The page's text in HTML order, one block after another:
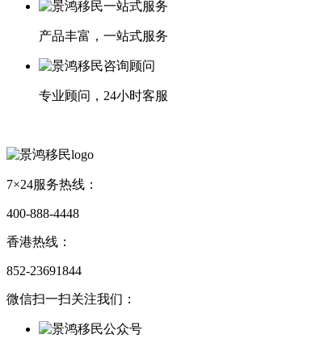
产品丰富，一站式服务
专业顾问，24小时客服
7×24服务热线：
400-888-4448
香港热线：
852-23691844
微信扫一扫关注我们：